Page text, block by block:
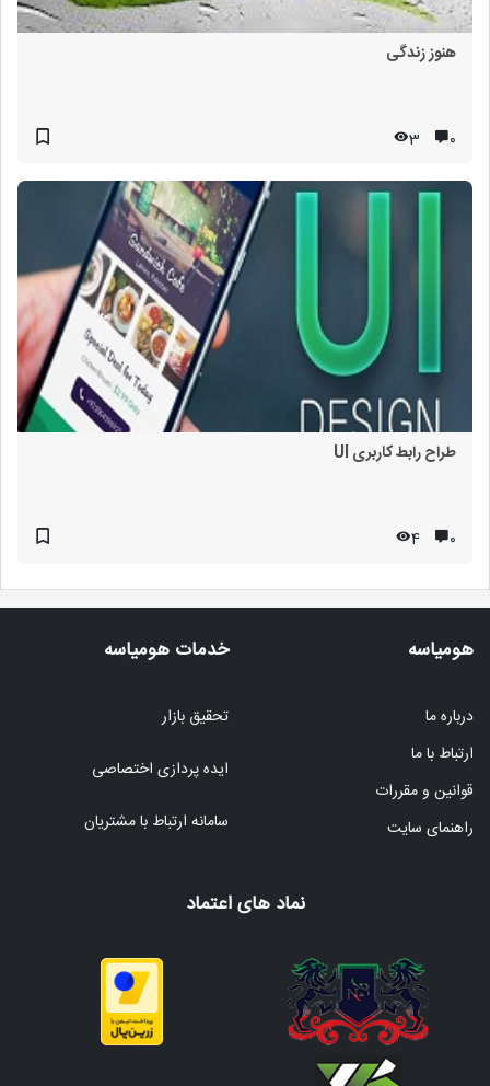
هنوز زندگی
۰ 3
طراح رابط کاربری UI
۰ 4
هومیاسه
درباره ما
ارتباط با ما
قوانین و مقررات
راهنمای سایت
خدمات هومیاسه
تحقیق بازار
ایده پردازی اختصاصی
سامانه ارتباط با مشتریان
نماد های اعتماد